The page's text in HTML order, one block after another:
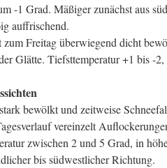
-1 Grad. Mäßiger zunächst aus
auffrischend.
Freitag überwiegend dicht
Glätte. Tiefsttemperatur +1 bis -
bewölkt und zeitweise
vereinzelt
zwischen 2 und 5 Grad, in
bis südwestlicher Richtung.